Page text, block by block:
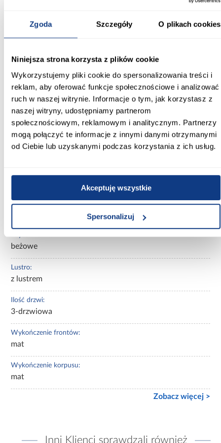
Zgoda Szczegóły O plikach cookies
Niniejsza strona korzysta z plików cookie
Wykorzystujemy pliki cookie do spersonalizowania treści i
reklam, aby oferować funkcje społecznościowe i analizować
ruch w naszej witrynie. Informacje o tym, jak korzystasz z
naszej witryny, udostępniamy partnerom
społecznościowym, reklamowym i analitycznym. Partnerzy
mogą połączyć te informacje z innymi danymi otrzymanymi
od Ciebie lub uzyskanymi podczas korzystania z ich usług.
Akceptuję wszystkie
Spersonalizuj
Informacje Transport
Szerokość [cm]:
190.00
Głębokość [cm]:
45.00
Wysokość [cm]:
235.20
Kolor korpusu:
beżowe
Lustro:
z lustrem
Ilość drzwi:
3-drzwiowa
Wykończenie frontów:
mat
Wykończenie korpusu:
mat
Zobacz więcej >
Inni Klienci sprawdzali również